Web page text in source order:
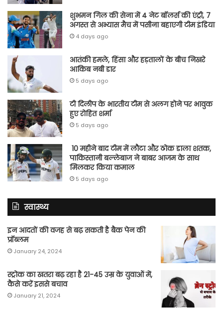
शुभमन गिल की सेना में 4 नेट बॉलर्स की एंट्री, 7
अगस्त से अभ्यास मैच में पसीना बहाएगी टीम इंडिया
4 days ago
आतंकी हमले, हिंसा और हड़तालों के बीच निखरे
आकिब नबी डार
5 days ago
टी दिलीप के भारतीय टीम से अलग होने पर भावुक
हुए रोहित शर्मा
5 days ago
10 महीने बाद टीम में लौटा और ठोक डाला शतक,
पाकिस्तानी बल्लेबाज ने बाबर आजम के साथ
मिलकर किया कमाल
5 days ago
स्वास्थ्य
इन आदतों की वजह से बढ़ सकती है बैक पेन की
प्रॉब्लम
January 24, 2024
स्ट्रोक का खतरा बढ़ रहा है 21-45 उम्र के युवाओं में,
कैसे करें इससे बचाव
January 21, 2024